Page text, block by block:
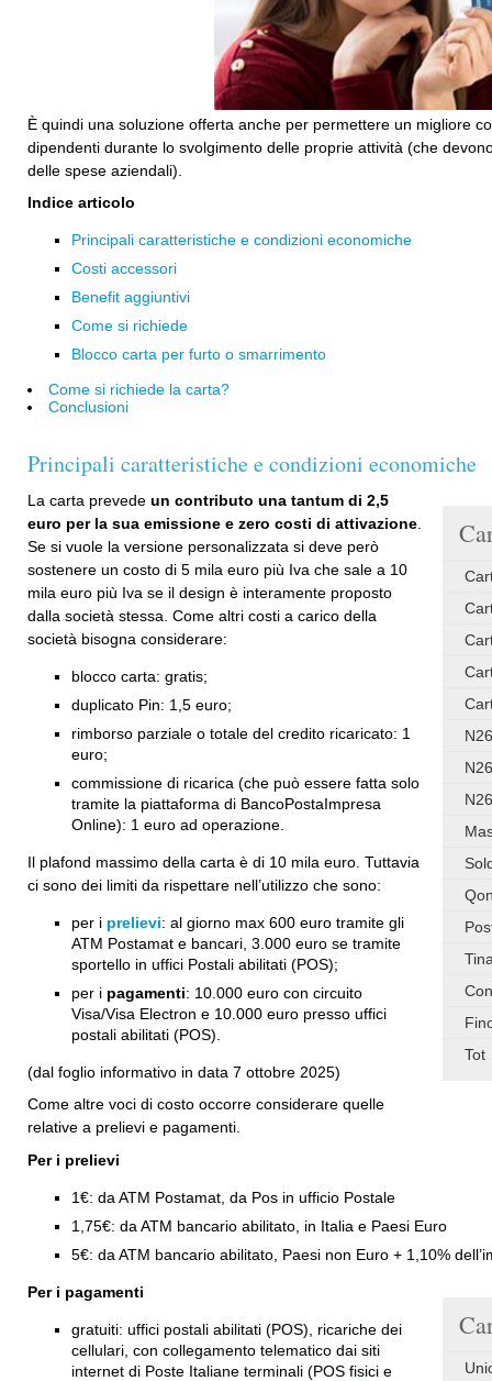
È quindi una soluzione offerta anche per permettere un migliore
dipendenti durante lo svolgimento delle proprie attività (che
delle spese aziendali).
Indice articolo
Principali caratteristiche e condizioni economiche
Costi accessori
Benefit aggiuntivi
Come si richiede
Blocco carta per furto o smarrimento
Come si richiede la carta?
Conclusioni
Principali caratteristiche e condizioni economiche
Tot
La carta prevede un contributo una tantum di 2,5
euro per la sua emissione e zero costi di attivazione
Se si vuole la versione personalizzata si deve però
sostenere un costo di 5 mila euro più Iva che sale a 10
mila euro più Iva se il design è interamente proposto
dalla società stessa. Come altri costi a carico della
società bisogna considerare:
blocco carta: gratis;
duplicato Pin: 1,5 euro;
rimborso parziale o totale del credito ricaricato: 1
euro;
commissione di ricarica (che può essere fatta solo
tramite la piattaforma di BancoPostaImpresa
Online): 1 euro ad operazione.
Il plafond massimo della carta è di 10 mila euro. Tuttavia
ci sono dei limiti da rispettare nell’utilizzo che sono:
per i prelievi: al giorno max 600 euro tramite gli
ATM Postamat e bancari, 3.000 euro se tramite
sportello in uffici Postali abilitati (POS);
per i pagamenti: 10.000 euro con circuito
Visa/Visa Electron e 10.000 euro presso uffici
postali abilitati (POS).
(dal foglio informativo in data 7 ottobre 2025)
Come altre voci di costo occorre considerare quelle
relative a prelievi e pagamenti.
Per i prelievi
1€: da ATM Postamat, da Pos in ufficio Postale
1,75€: da ATM bancario abilitato, in Italia e Paesi Euro
5€: da ATM bancario abilitato, Paesi non Euro + 1,10%
Per i pagamenti
gratuiti: uffici postali abilitati (POS), ricariche dei
cellulari, con collegamento telematico dai siti
internet di Poste Italiane terminali (POS fisici e